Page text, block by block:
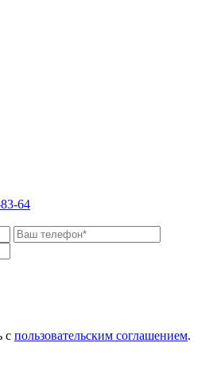
64
с пользовательским соглашением.